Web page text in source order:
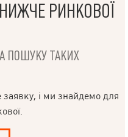
РИНКОВОЇ
ПОШУКУ ТАКИХ
і ми знайдемо для